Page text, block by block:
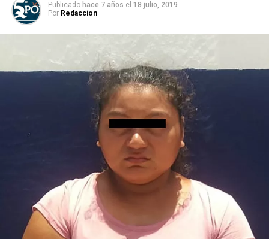
Publicado hace 7 años el 18 julio, 2019
Por Redaccion